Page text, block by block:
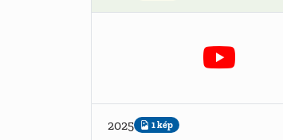
2025 1 kép